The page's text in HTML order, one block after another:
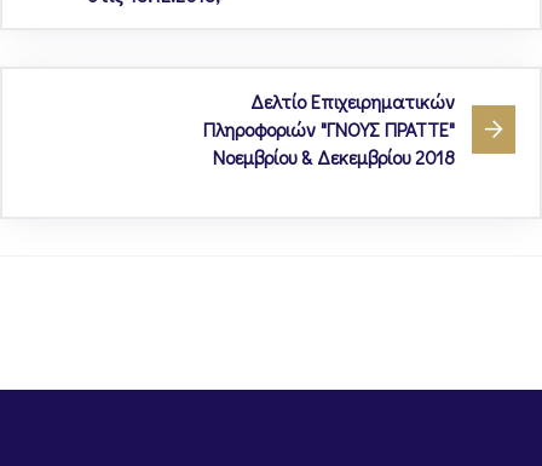
Δελτίο Επιχειρηματικών
Πληροφοριών "ΓΝΟΥΣ ΠΡΑΤΤΕ"
Νοεμβρίου & Δεκεμβρίου 2018